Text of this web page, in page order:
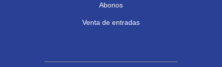
Abonos
Venta de entradas